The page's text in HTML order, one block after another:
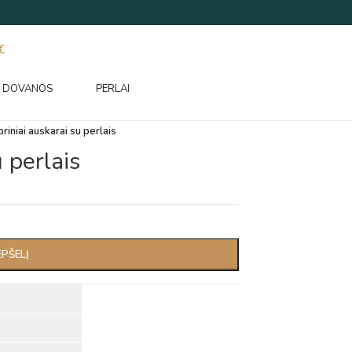
DOVANOS PERLAI
auskarai su perlais
perlais